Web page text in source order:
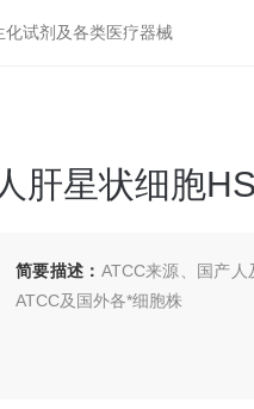
试剂及各类医疗器械
人肝星状细胞
简要描述： ATCC来源、国产
ATCC及国外各*细胞株